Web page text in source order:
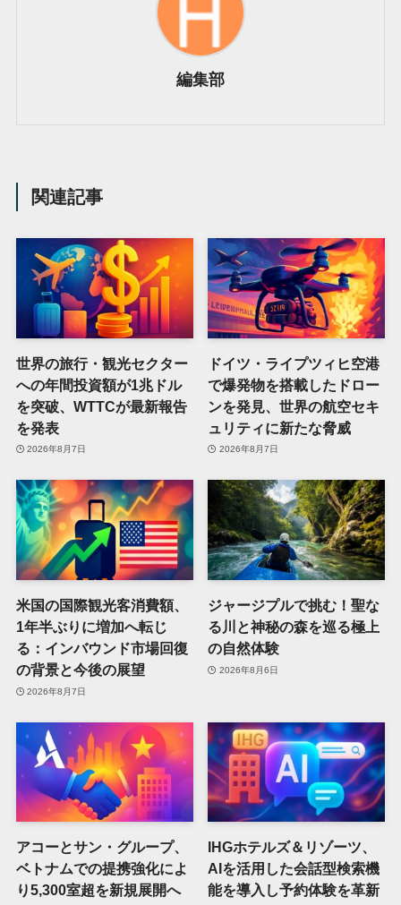
編集部
関連記事
世界の旅行・観光セクター
への年間投資額が1兆ドル
を突破、WTTCが最新報告
を発表
2026年8月7日
ドイツ・ライプツィヒ空港
で爆発物を搭載したドロー
ンを発見、世界の航空セキ
ュリティに新たな脅威
2026年8月7日
米国の国際観光客消費額、
1年半ぶりに増加へ転じ
る：インバウンド市場回復
の背景と今後の展望
2026年8月7日
ジャージプルで挑む！聖な
る川と神秘の森を巡る極上
の自然体験
2026年8月6日
アコーとサン・グループ、
ベトナムでの提携強化によ
り5,300室超を新規展開へ
IHGホテルズ＆リゾーツ、
AIを活用した会話型検索機
能を導入し予約体験を革新